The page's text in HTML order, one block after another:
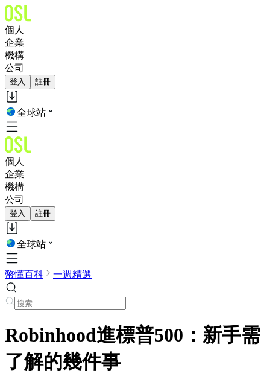
個人
企業
機構
公司
登入 註冊
全球站
個人
企業
機構
公司
登入 註冊
全球站
幣懂百科 一週精選
Robinhood進標普500：新手需
了解的幾件事